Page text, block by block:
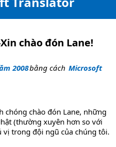
chào đón Lane!
2008bằng cách Microsoft
chào đón Lane, những
(thường xuyên hơn so với
trong đội ngũ của chúng tôi.